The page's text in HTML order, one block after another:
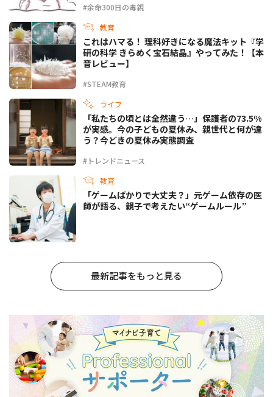
#余命300日の毒親
教育
#STEAM教育
これはハマる！ 理科好きになる魔法キット『学
研の科学 きらめく宝石結晶』やってみた！【本
音レビュー】
ライフ
#トレンドニュース
「私たちの頃とは全然違う…」保護者の73.5%
が実感。今の子どもの夏休み、親世代と何が違
う？今どきの夏休み実態調査
教育
「ゲームばかりで大丈夫？」元ゲーム依存の医
師が語る、親子で考えたい“ゲームルール”
最新記事をもっと見る